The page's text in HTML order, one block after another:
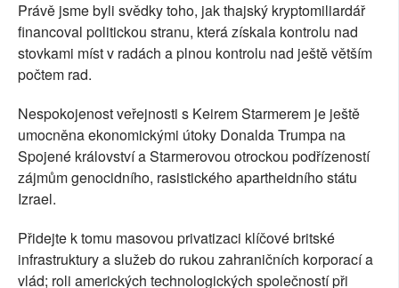
Právě jsme byli svědky toho, jak thajský kryptomiliardář
financoval politickou stranu, která získala kontrolu nad
stovkami míst v radách a plnou kontrolu nad ještě větším
počtem rad.
Nespokojenost veřejnosti s Keirem Starmerem je ještě
umocněna ekonomickými útoky Donalda Trumpa na
Spojené království a Starmerovou otrockou podřízeností
zájmům genocidního, rasistického apartheidního státu
Izrael.
Přidejte k tomu masovou privatizaci klíčové britské
infrastruktury a služeb do rukou zahraničních korporací a
vlád; roli amerických technologických společností při